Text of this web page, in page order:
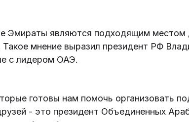
Эмираты являются подходящим местом
мнение выразил президент РФ
с лидером ОАЭ.
готовы нам помочь организовать
- это президент Объединенных